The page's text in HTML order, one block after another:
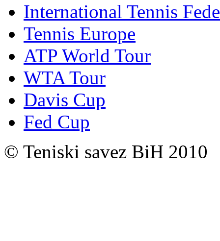
International Tennis
Tennis Europe
ATP World Tour
WTA Tour
Davis Cup
Fed Cup
© Teniski savez BiH 2010